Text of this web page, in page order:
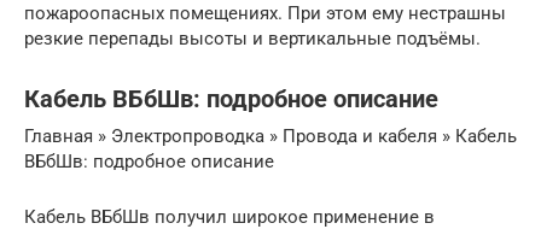
пожароопасных помещениях. При этом ему нестрашны
резкие перепады высоты и вертикальные подъёмы.
Кабель ВБбШв: подробное описание
Главная » Электропроводка » Провода и кабеля » Кабель
ВБбШв: подробное описание
Кабель ВБбШв получил широкое применение в